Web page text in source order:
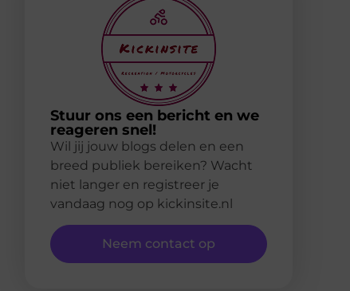
Stuur ons een bericht en we
reageren snel!
Wil jij jouw blogs delen en een
breed publiek bereiken? Wacht
niet langer en registreer je
vandaag nog op kickinsite.nl
Neem contact op